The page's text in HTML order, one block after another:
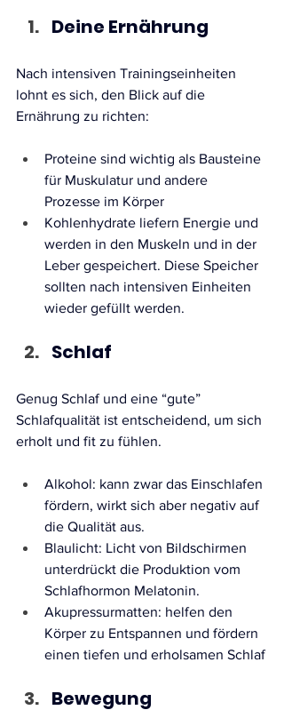
Deine Ernährung
Nach intensiven Trainingseinheiten
lohnt es sich, den Blick auf die
Ernährung zu richten:
Proteine sind wichtig als Bausteine
für Muskulatur und andere
Prozesse im Körper
Kohlenhydrate liefern Energie und
werden in den Muskeln und in der
Leber gespeichert. Diese Speicher
sollten nach intensiven Einheiten
wieder gefüllt werden.
Schlaf
Genug Schlaf und eine “gute”
Schlafqualität ist entscheidend, um sich
erholt und fit zu fühlen.
Alkohol: kann zwar das Einschlafen
fördern, wirkt sich aber negativ auf
die Qualität aus.
Blaulicht: Licht von Bildschirmen
unterdrückt die Produktion vom
Schlafhormon Melatonin.
Akupressurmatten: helfen den
Körper zu Entspannen und fördern
einen tiefen und erholsamen Schlaf
Bewegung